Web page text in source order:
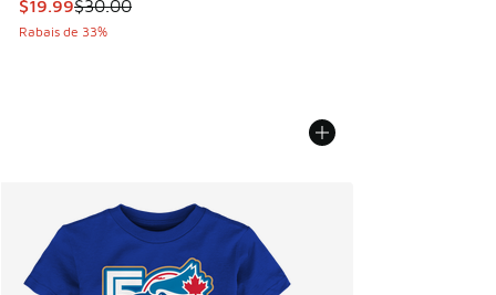
Cet article est en solde. Le prix est passé de $30.00 à
$19.99$30.00
Rabais de 33%